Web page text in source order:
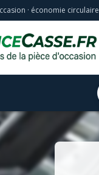
· économie circulaire